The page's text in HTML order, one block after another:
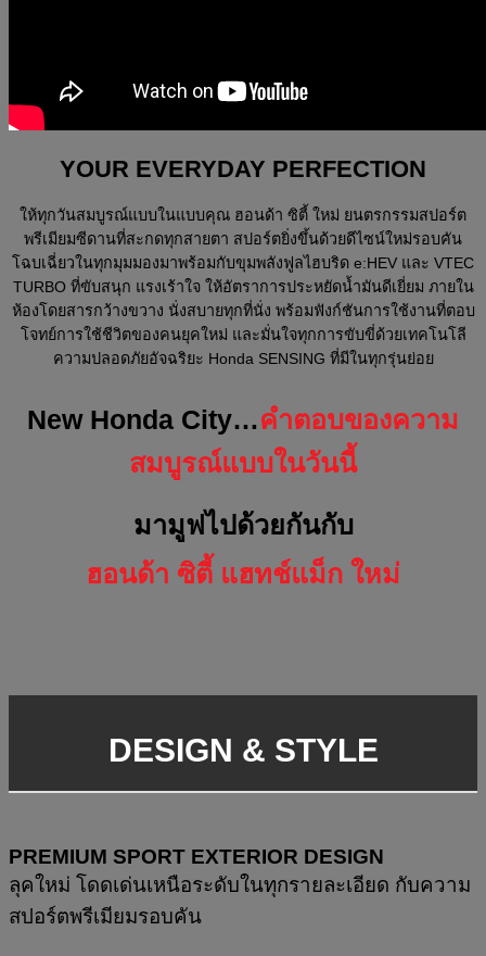
YOUR EVERYDAY PERFECTION
ให้ทุกวันสมบูรณ์แบบในแบบคุณ ฮอนด้า ซิตี้ ใหม่ ยนตรกรรมสปอร์ต
พรีเมียมซีดานที่สะกดทุกสายตา สปอร์ตยิ่งขึ้นด้วยดีไซน์ใหม่รอบคัน
โฉบเฉี่ยวในทุกมุมมองมาพร้อมกับขุมพลังฟูลไฮบริด e:HEV และ VTEC
TURBO ที่ขับสนุก แรงเร้าใจ ให้อัตราการประหยัดน้ำมันดีเยี่ยม ภายใน
ห้องโดยสารกว้างขวาง นั่งสบายทุกที่นั่ง พร้อมฟังก์ชันการใช้งานที่ตอบ
โจทย์การใช้ชีวิตของคนยุคใหม่ และมั่นใจทุกการขับขี่ด้วยเทคโนโลี
ความปลอดภัยอัจฉริยะ Honda SENSING ที่มีในทุกรุ่นย่อย
New Honda City…คำตอบของความ
สมบูรณ์แบบในวันนี้
มามูฟไปด้วยกันกับ
ฮอนด้า ซิตี้ แฮทช์แม็ก ใหม่
DESIGN & STYLE
PREMIUM SPORT EXTERIOR DESIGN
ลุคใหม่ โดดเด่นเหนือระดับในทุกรายละเอียด กับความ
สปอร์ตพรีเมียมรอบคัน